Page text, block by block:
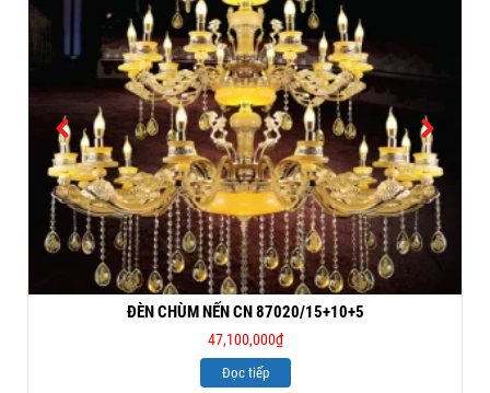
ĐÈN CHÙM NẾN CN 87020/15+10+5
47,100,000₫
Đọc tiếp